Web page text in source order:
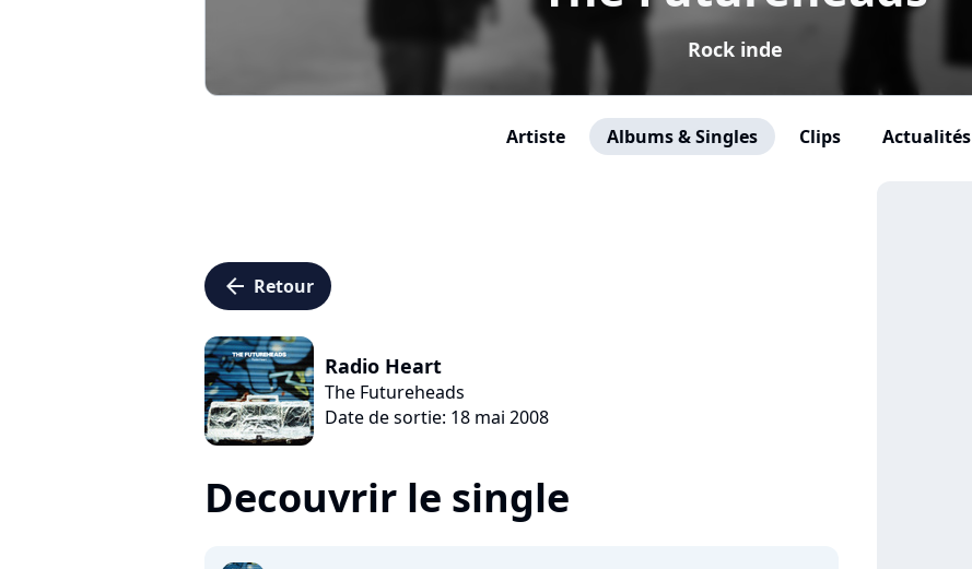
Rock inde
Artiste Albums & Singles Clips Actualités
arrow_left Retour
Radio Heart
The Futureheads
Date de sortie: 18 mai 2008
Decouvrir le single